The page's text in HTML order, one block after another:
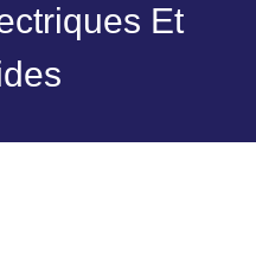
Et